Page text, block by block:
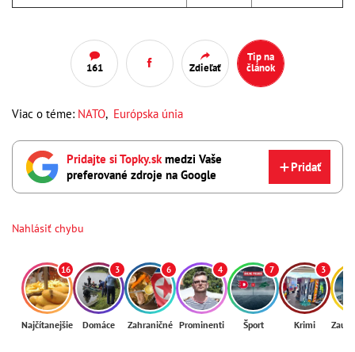
161 Zdieľať
Tip na
článok
Viac o téme: NATO, Európska únia
Pridajte si Topky.sk medzi Vaše
preferované zdroje na Google
Pridať
Nahlásiť chybu
16
Najčítanejšie
3
Domáce
6
Zahraničné
4
Prominenti
7
Šport
3
Krimi